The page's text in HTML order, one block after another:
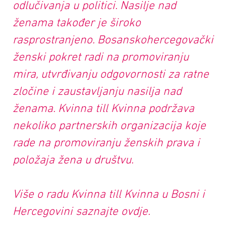
odlučivanja u politici. Nasilje nad
ženama također je široko
rasprostranjeno. Bosanskohercegovački
ženski pokret radi na promoviranju
mira, utvrđivanju odgovornosti za ratne
zločine i zaustavljanju nasilja nad
ženama. Kvinna till Kvinna podržava
nekoliko partnerskih organizacija koje
rade na promoviranju ženskih prava i
položaja žena u društvu.
Više o radu Kvinna till Kvinna u Bosni i
Hercegovini saznajte ovdje.